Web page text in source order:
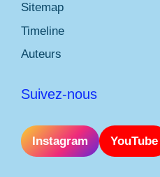
Sitemap
Timeline
Auteurs
Suivez-nous
Instagram YouTube